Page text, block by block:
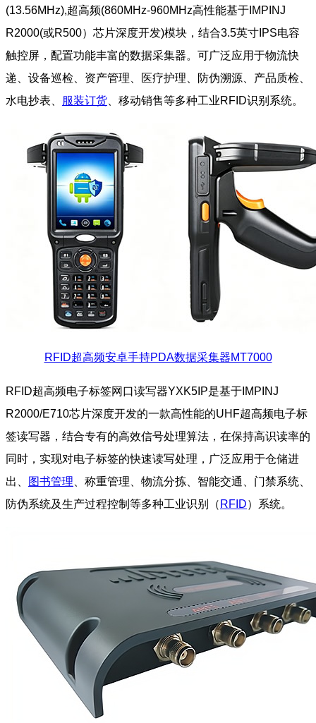
(13.56MHz),超高频(860MHz-960MHz高性能基于IMPINJ
R2000(或R500）芯片深度开发)模块，结合3.5英寸IPS电容
触控屏，配置功能丰富的数据采集器。可广泛应用于物流快
递、设备巡检、资产管理、医疗护理、防伪溯源、产品质检、
水电抄表、
服装订货 、移动销售等多种工业RFID识别系统。
RFID超高频安卓手持PDA数据采集器MT7000
RFID超高频电子标签网口读写器YXK5IP是基于IMPINJ
R2000/E710芯片深度开发的一款高性能的UHF超高频电子标
签读写器，结合专有的高效信号处理算法，在保持高识读率的
同时，实现对电子标签的快速读写处理，广泛应用于仓储进
出、
图书管理 、称重管理、物流分拣、智能交通、门禁系统、
防伪系统及生产过程控制等多种工业识别（ RFID）系统。